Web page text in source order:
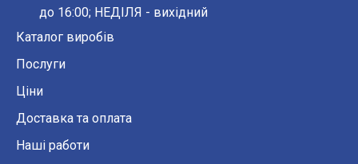
до 16:00; НЕДІЛЯ - вихідний
Каталог виробів
Послуги
Ціни
Доставка та оплата
Наші работи